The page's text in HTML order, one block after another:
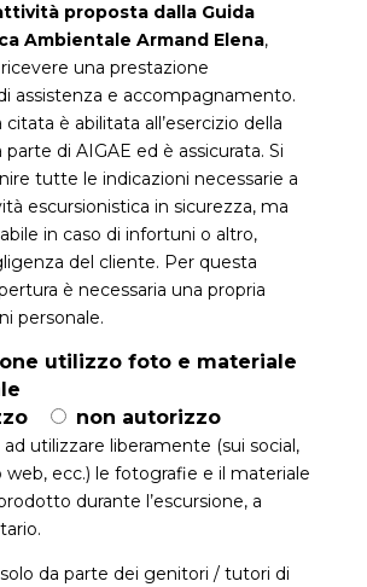
proposta dalla Guida
Ambientale Armand Elena,
una prestazione
assistenza e accompagnamento.
citata è abilitata all’esercizio della
di AIGAE ed è assicurata. Si
tutte le indicazioni necessarie a
escursionistica in sicurezza, ma
in caso di infortuni o altro,
del cliente. Per questa
è necessaria una propria
personale.
utilizzo foto e materiale
non autorizzo
utilizzare liberamente (sui social,
web, ecc.) le fotografie e il materiale
durante l’escursione, a
da parte dei genitori / tutori di